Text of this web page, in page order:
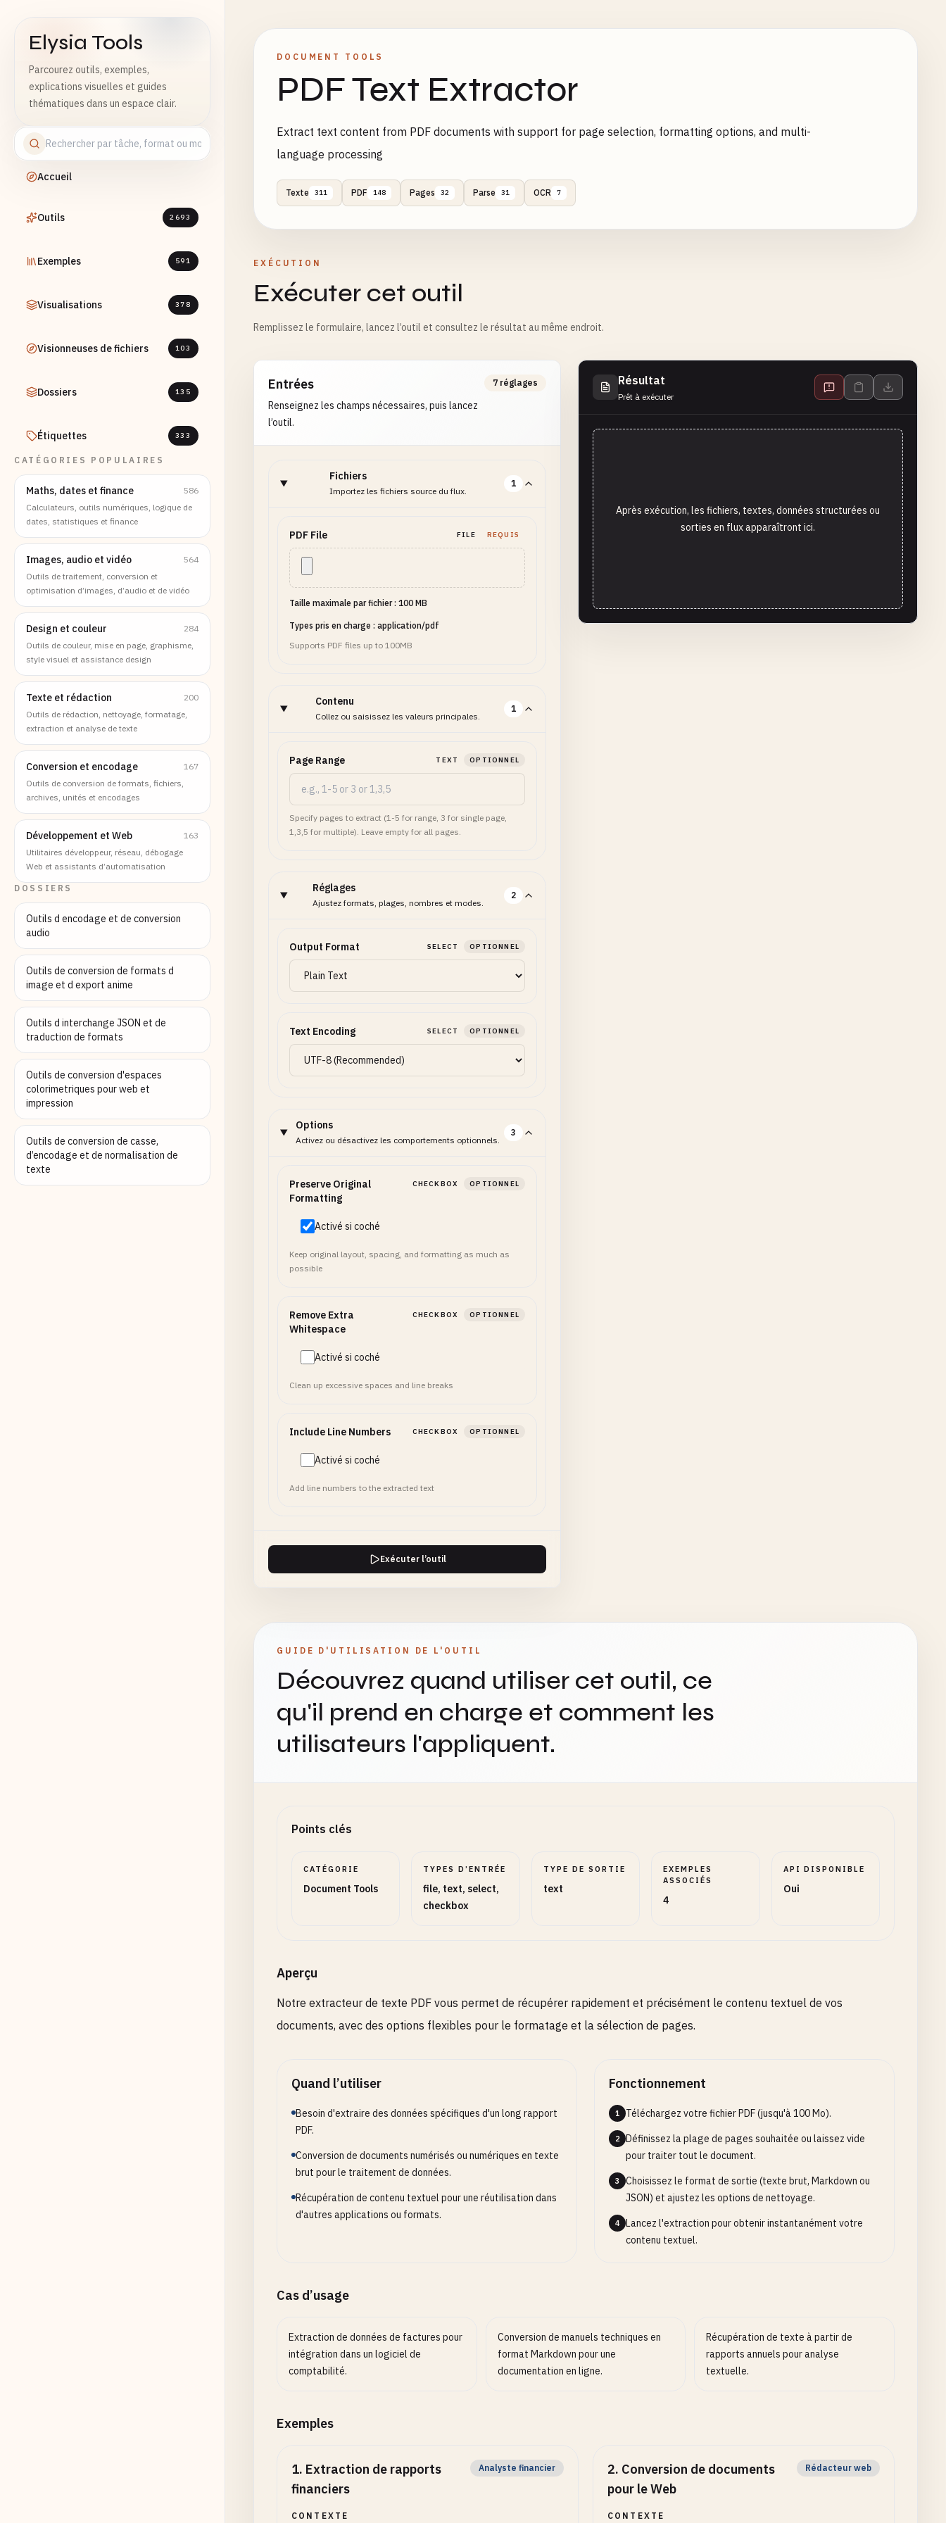
Elysia Tools
Parcourez outils, exemples,
explications visuelles et guides
thématiques dans un espace clair.
Accueil
Outils 2693
Exemples 591
Visualisations 378
Visionneuses de fichiers 103
Dossiers 135
Étiquettes 333
CATÉGORIES POPULAIRES
Maths, dates et finance
586
Calculateurs, outils numériques, logique de
dates, statistiques et finance
Images, audio et vidéo
564
Outils de traitement, conversion et
optimisation d’images, d’audio et de vidéo
Design et couleur
284
Outils de couleur, mise en page, graphisme,
style visuel et assistance design
Texte et rédaction
200
Outils de rédaction, nettoyage, formatage,
extraction et analyse de texte
Conversion et encodage
167
Outils de conversion de formats, fichiers,
archives, unités et encodages
Développement et Web
163
Utilitaires développeur, réseau, débogage
Web et assistants d’automatisation
DOSSIERS
Outils d encodage et de conversion
audio
Outils de conversion de formats d
image et d export anime
Outils d interchange JSON et de
traduction de formats
Outils de conversion d'espaces
colorimetriques pour web et
impression
Outils de conversion de casse,
d’encodage et de normalisation de
texte
DOCUMENT TOOLS
PDF Text Extractor
Extract text content from PDF documents with support for page selection, formatting options, and multi-
language processing
Texte 311 PDF 148 Pages 32 Parse 31 OCR 7
EXÉCUTION
Exécuter cet outil
Remplissez le formulaire, lancez l’outil et consultez le résultat au même endroit.
Entrées
Renseignez les champs nécessaires, puis lancez
l’outil.
7 réglages
Fichiers
Importez les fichiers source du flux.
1
PDF File FILE REQUIS
Taille maximale par fichier : 100 MB
Types pris en charge : application/pdf
Supports PDF files up to 100MB
Contenu
Collez ou saisissez les valeurs principales.
1
Page Range TEXT OPTIONNEL
Specify pages to extract (1-5 for range, 3 for single page,
1,3,5 for multiple). Leave empty for all pages.
Réglages
Ajustez formats, plages, nombres et modes.
2
Output Format SELECT OPTIONNEL
Text Encoding SELECT OPTIONNEL
Options
Activez ou désactivez les comportements optionnels.
3
Preserve Original
Formatting
CHECKBOX OPTIONNEL
Activé si coché
Keep original layout, spacing, and formatting as much as
possible
Remove Extra
Whitespace
CHECKBOX OPTIONNEL
Activé si coché
Clean up excessive spaces and line breaks
Include Line Numbers CHECKBOX OPTIONNEL
Activé si coché
Add line numbers to the extracted text
Exécuter l’outil
Résultat
Prêt à exécuter
Après exécution, les fichiers, textes, données structurées ou
sorties en flux apparaîtront ici.
GUIDE D'UTILISATION DE L'OUTIL
Découvrez quand utiliser cet outil, ce
qu'il prend en charge et comment les
utilisateurs l'appliquent.
Points clés
CATÉGORIE
Document Tools
TYPES D’ENTRÉE
file, text, select,
checkbox
TYPE DE SORTIE
text
EXEMPLES
ASSOCIÉS
4
API DISPONIBLE
Oui
Aperçu
Notre extracteur de texte PDF vous permet de récupérer rapidement et précisément le contenu textuel de vos
documents, avec des options flexibles pour le formatage et la sélection de pages.
Quand l’utiliser
Besoin d'extraire des données spécifiques d'un long rapport
PDF.
Conversion de documents numérisés ou numériques en texte
brut pour le traitement de données.
Récupération de contenu textuel pour une réutilisation dans
d'autres applications ou formats.
Fonctionnement
1 Téléchargez votre fichier PDF (jusqu'à 100 Mo).
2
Définissez la plage de pages souhaitée ou laissez vide
pour traiter tout le document.
3
Choisissez le format de sortie (texte brut, Markdown ou
JSON) et ajustez les options de nettoyage.
4
Lancez l'extraction pour obtenir instantanément votre
contenu textuel.
Cas d’usage
Extraction de données de factures pour
intégration dans un logiciel de
comptabilité.
Conversion de manuels techniques en
format Markdown pour une
documentation en ligne.
Récupération de texte à partir de
rapports annuels pour analyse
textuelle.
Exemples
1. Extraction de rapports
financiers
Analyste financier
CONTEXTE
2. Conversion de documents
pour le Web
Rédacteur web
CONTEXTE